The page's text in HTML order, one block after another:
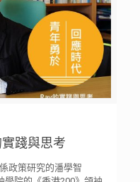
踐與思考
政策研究的潘學智